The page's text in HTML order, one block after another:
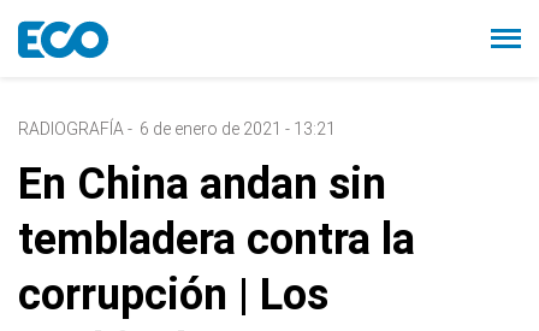
RADIOGRAFÍA - 6 de enero de 2021 - 13:21
En China andan sin
tembladera contra la
corrupción | Los